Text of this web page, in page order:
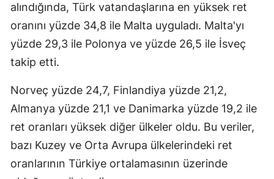
alındığında, Türk vatandaşlarına en yüksek ret
oranını yüzde 34,8 ile Malta uyguladı. Malta'yı
yüzde 29,3 ile Polonya ve yüzde 26,5 ile İsveç
takip etti.
Norveç yüzde 24,7, Finlandiya yüzde 21,2,
Almanya yüzde 21,1 ve Danimarka yüzde 19,2 ile
ret oranları yüksek diğer ülkeler oldu. Bu veriler,
bazı Kuzey ve Orta Avrupa ülkelerindeki ret
oranlarının Türkiye ortalamasının üzerinde